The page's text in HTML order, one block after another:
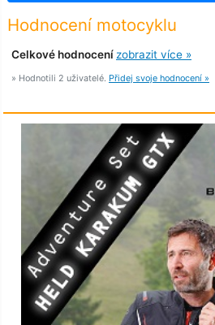
Hodnocení motocyklu
Celkové hodnocení zobrazit více »
» Hodnotili 2 uživatelé. Přidej svoje hodnocení »